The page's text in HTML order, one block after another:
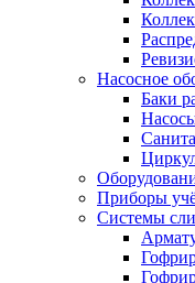
Насосное
Баки
Приборы
Системы